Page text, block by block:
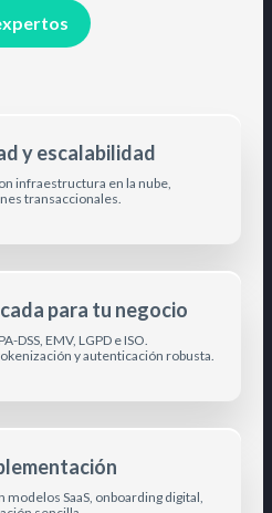
y escalabilidad
infraestructura en la nube,
transaccionales.
para tu negocio
DSS, EMV, LGPD e ISO.
y autenticación robusta.
SaaS, onboarding digital,